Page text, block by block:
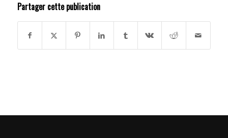
Partager cette publication